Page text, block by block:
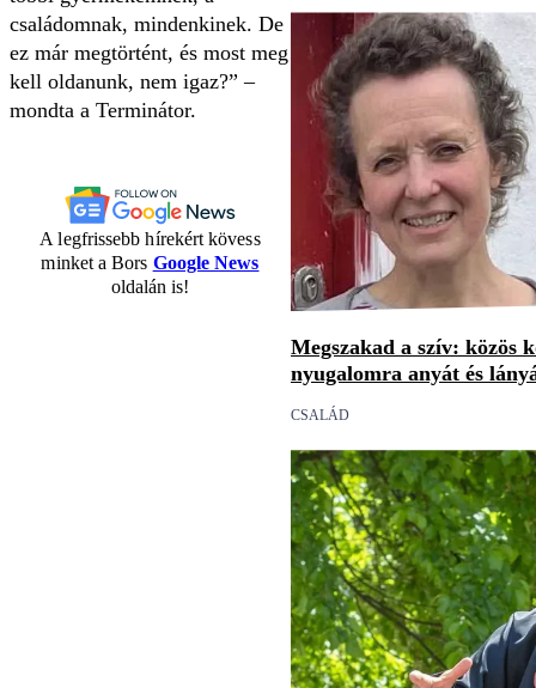
családomnak, mindenkinek. De
ez már megtörtént, és most meg
kell oldanunk, nem igaz?” –
mondta a Terminátor.
A legfrissebb hírekért kövess
minket a Bors Google News
oldalán is!
Megszakad a szív: közös
nyugalomra anyát és
CSALÁD